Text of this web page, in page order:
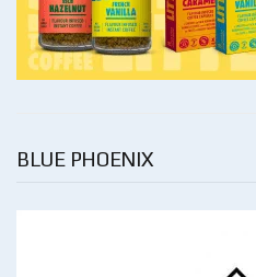
BLUE PHOENIX